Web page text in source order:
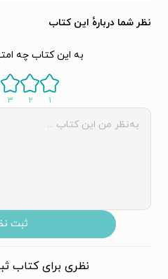
نظر شما دربارهٔ این کتاب
به این کتاب چه
۱ ۲ ۳
ثبت
نظری برای کتاب